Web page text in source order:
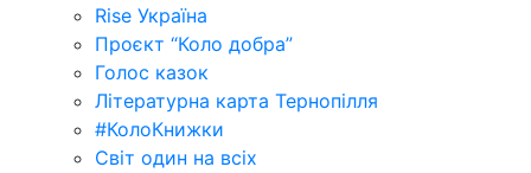
Rise Україна
Проєкт “Коло добра”
Голос казок
Літературна карта Тернопілля
#КолоКнижки
Світ один на всіх